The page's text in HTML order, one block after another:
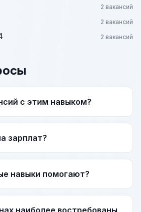
2 вакансий
2 вакансий
2 вакансий
с этим навыком?
зарплат?
навыки помогают?
наиболее востребованы